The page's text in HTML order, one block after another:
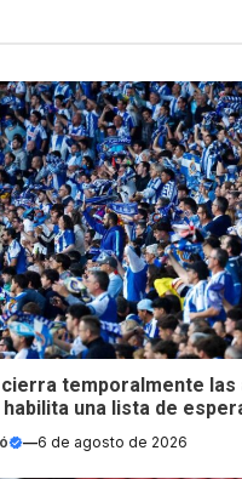
cierra temporalmente las
habilita una lista de
—6 de agosto de 2026